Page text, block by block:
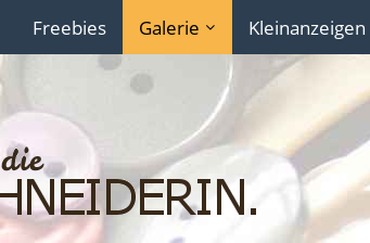
Freebies Galerie Kleinanzeigen